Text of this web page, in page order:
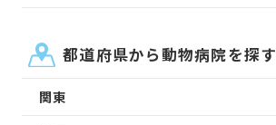
都道府県から動物病院を探す
関東